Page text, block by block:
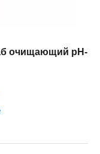
очищающий рH-